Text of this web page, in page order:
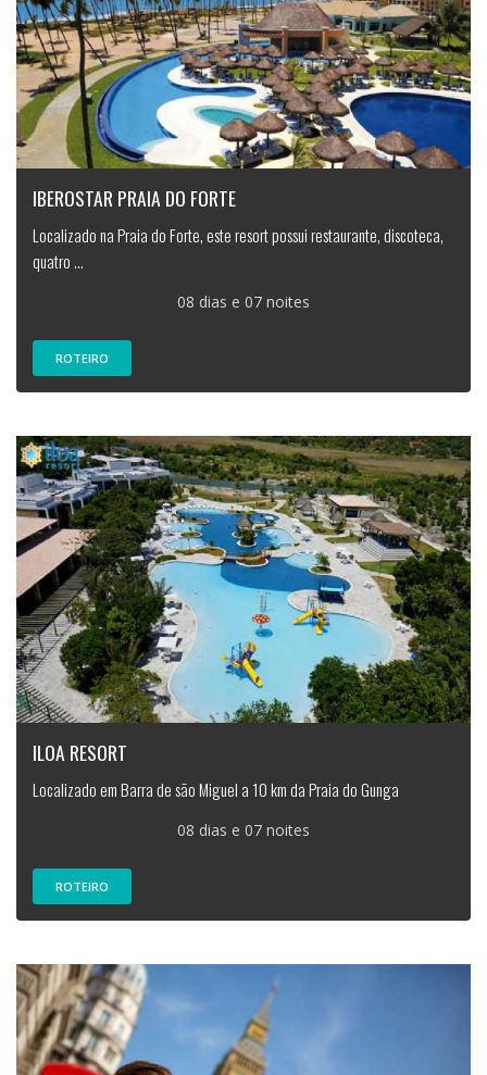
IBEROSTAR PRAIA DO FORTE
Localizado na Praia do Forte, este resort possui restaurante, discoteca,
quatro ...
08 dias e 07 noites
ROTEIRO
ILOA RESORT
Localizado em Barra de são Miguel a 10 km da Praia do Gunga
08 dias e 07 noites
ROTEIRO